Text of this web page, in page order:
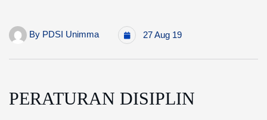
By PDSI Unimma 27 Aug 19
PERATURAN DISIPLIN